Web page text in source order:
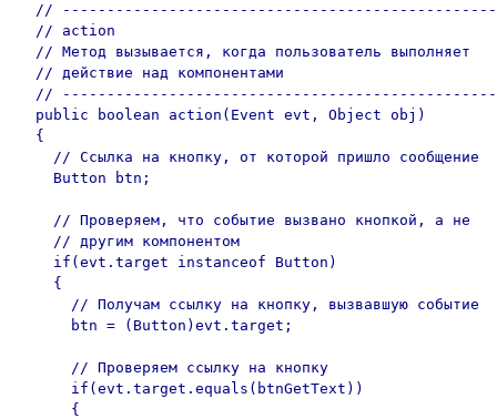
//
  // action
  // Метод вызывается, когда пользователь выполняет
  // действие над компонентами
//
  public boolean action(Event evt, Object obj)
  {
    // Ссылка на кнопку, от которой пришло сообщение
    Button btn;
    // Проверяем, что событие вызвано кнопкой, а не
    // другим компонентом
    if(evt.target instanceof Button)
    {
      // Получам ссылку на кнопку, вызвавшую событие
      btn = (Button)evt.target;
      // Проверяем ссылку на кнопку
      if(evt.target.equals(btnGetText))
      {